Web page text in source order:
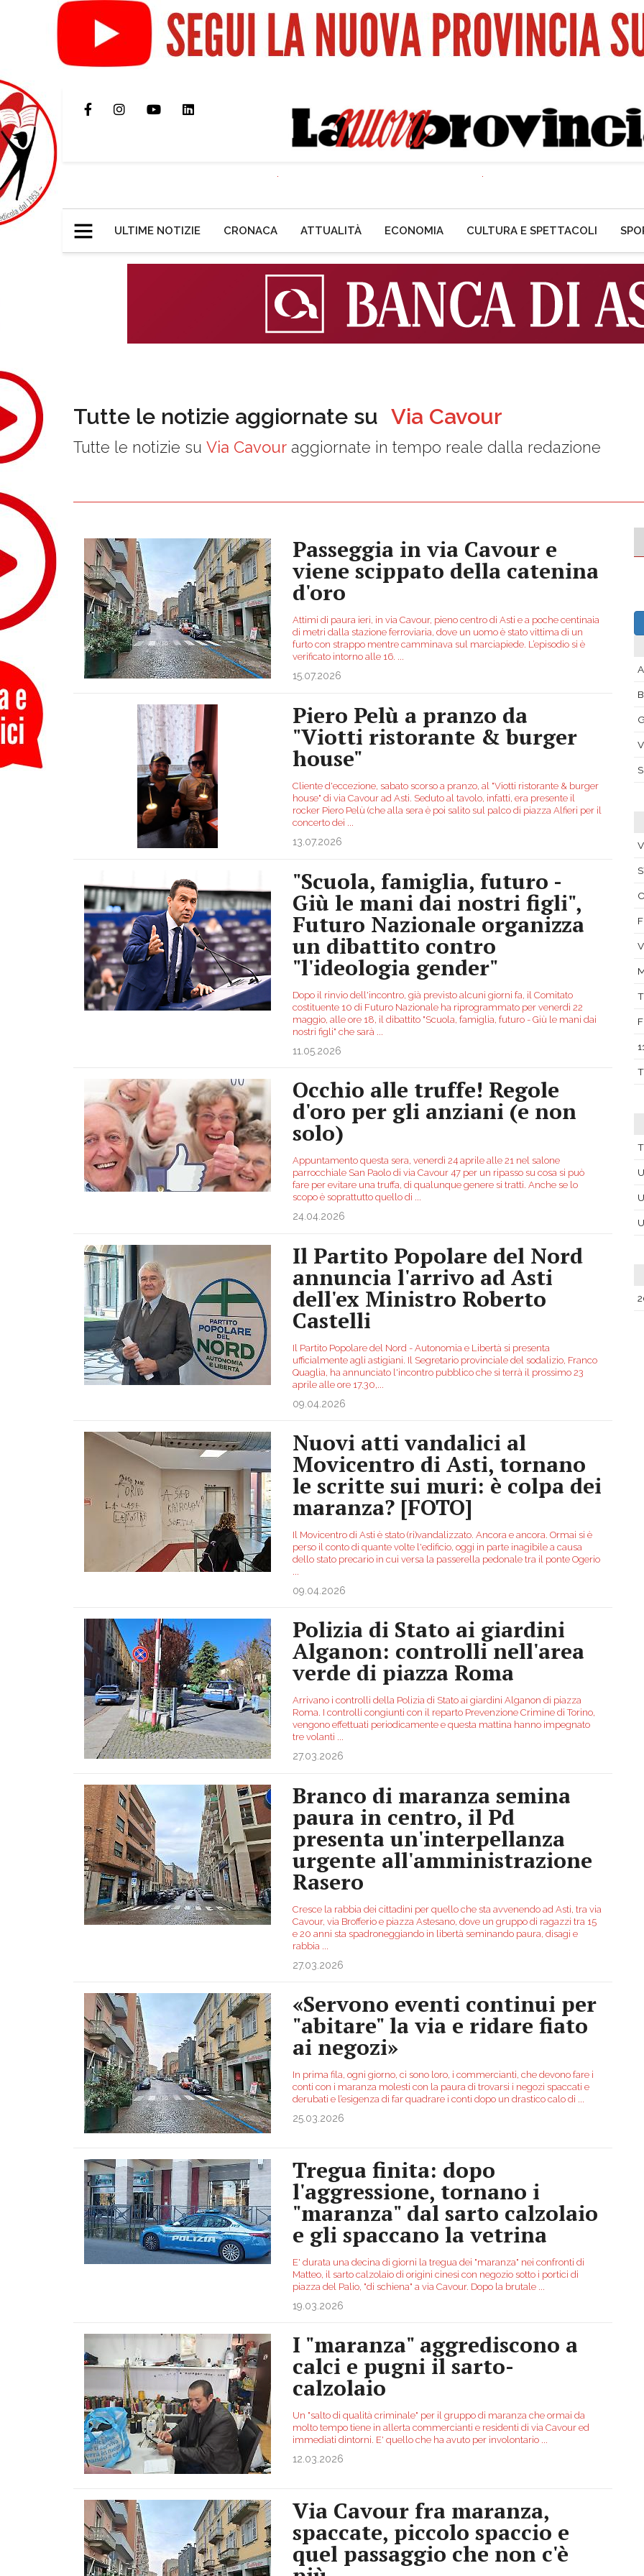
ULTIME NOTIZIE CRONACA ATTUALITÀ ECONOMIA CULTURA E SPETTACOLI
Tutte le notizie aggiornate su Via Cavour
Tutte le notizie su Via Cavour aggiornate in tempo reale dalla redazione
Passeggia in via Cavour e
viene scippato della catenina
d'oro
Attimi di paura ieri, in via Cavour, pieno centro di Asti e a poche centinaia
di metri dalla stazione ferroviaria, dove un uomo è stato vittima di un
furto con strappo mentre camminava sul marciapiede. L’episodio si è
verificato intorno alle 16.
15.07.2026
Piero Pelù a pranzo da
"Viotti ristorante & burger
house"
Cliente d'eccezione, sabato scorso a pranzo, al "Viotti ristorante & burger
house" di via Cavour ad Asti. Seduto al tavolo, infatti, era presente il
rocker Piero Pelù (che alla sera è poi salito sul palco di piazza Alfieri per il
concerto dei
13.07.2026
"Scuola, famiglia, futuro -
Giù le mani dai nostri figli",
Futuro Nazionale organizza
un dibattito contro
"l'ideologia gender"
Dopo il rinvio dell'incontro, già previsto alcuni giorni fa, il Comitato
costituente 10 di Futuro Nazionale ha riprogrammato per venerdì 22
maggio, alle ore 18, il dibattito "Scuola, famiglia, futuro - Giù le mani dai
nostri figli" che sarà
11.05.2026
Occhio alle truffe! Regole
d'oro per gli anziani (e non
solo)
Appuntamento questa sera, venerdì 24 aprile alle 21 nel salone
parrocchiale San Paolo di via Cavour 47 per un ripasso su cosa si può
fare per evitare una truffa, di qualunque genere si tratti. Anche se lo
scopo è soprattutto quello di
24.04.2026
Il Partito Popolare del Nord
annuncia l'arrivo ad Asti
dell'ex Ministro Roberto
Castelli
Il Partito Popolare del Nord - Autonomia e Libertà si presenta
ufficialmente agli astigiani. Il Segretario provinciale del sodalizio, Franco
Quaglia, ha annunciato l'incontro pubblico che si terrà il prossimo 23
aprile alle ore 17.30,
09.04.2026
Nuovi atti vandalici al
Movicentro di Asti, tornano
le scritte sui muri: è colpa dei
maranza? [FOTO]
Il Movicentro di Asti è stato (ri)vandalizzato. Ancora e ancora. Ormai si è
perso il conto di quante volte l'edificio, oggi in parte inagibile a causa
dello stato precario in cui versa la passerella pedonale tra il ponte Ogerio
09.04.2026
Polizia di Stato ai giardini
Alganon: controlli nell'area
verde di piazza Roma
Arrivano i controlli della Polizia di Stato ai giardini Alganon di piazza
Roma. I controlli congiunti con il reparto Prevenzione Crimine di Torino,
vengono effettuati periodicamente e questa mattina hanno impegnato
tre volanti
27.03.2026
Branco di maranza semina
paura in centro, il Pd
presenta un'interpellanza
urgente all'amministrazione
Rasero
Cresce la rabbia dei cittadini per quello che sta avvenendo ad Asti, tra via
Cavour, via Brofferio e piazza Astesano, dove un gruppo di ragazzi tra 15
e 20 anni sta spadroneggiando in libertà seminando paura, disagi e
rabbia
27.03.2026
«Servono eventi continui per
"abitare" la via e ridare fiato
ai negozi»
In prima fila, ogni giorno, ci sono loro, i commercianti, che devono fare i
conti con i maranza molesti con la paura di trovarsi i negozi spaccati e
derubati e l’esigenza di far quadrare i conti dopo un drastico calo di
25.03.2026
Tregua finita: dopo
l'aggressione, tornano i
"maranza" dal sarto calzolaio
e gli spaccano la vetrina
E' durata una decina di giorni la tregua dei "maranza" nei confronti di
Matteo, il sarto calzolaio di origini cinesi con negozio sotto i portici di
piazza del Palio, "di schiena" a via Cavour. Dopo la brutale
19.03.2026
I "maranza" aggrediscono a
calci e pugni il sarto-
calzolaio
Un "salto di qualità criminale" per il gruppo di maranza che ormai da
molto tempo tiene in allerta commercianti e residenti di via Cavour ed
immediati dintorni. E' quello che ha avuto per involontario
12.03.2026
Via Cavour fra maranza,
spaccate, piccolo spaccio e
quel passaggio che non c'è